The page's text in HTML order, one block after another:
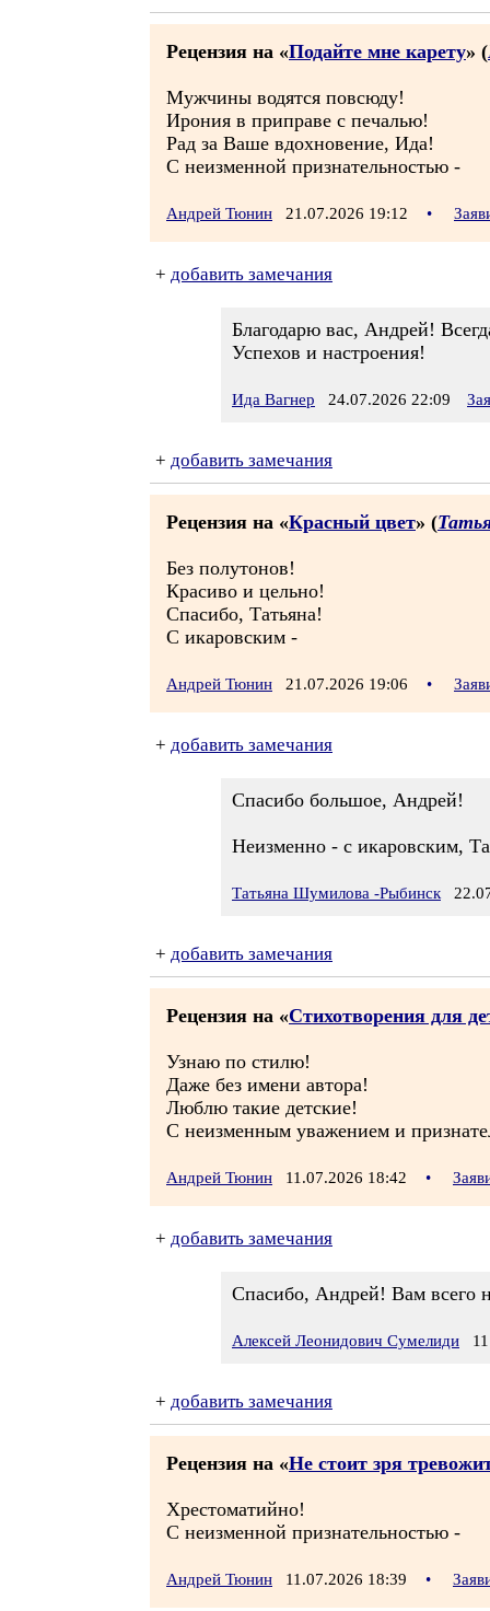
Рецензия на «Подайте мне карету» (
Мужчины водятся повсюду!
Ирония в приправе с печалью!
Рад за Ваше вдохновение, Ида!
С неизменной признательностью -
Андрей Тюнин 21.07.2026 19:12 •
+ добавить замечания
Благодарю вас, Андрей!
Успехов и настроения!
Ида Вагнер 24.07.2026 22:09
+ добавить замечания
Рецензия на «Красный цвет» (
Без полутонов!
Красиво и цельно!
Спасибо, Татьяна!
С икаровским -
Андрей Тюнин 21.07.2026 19:06 •
+ добавить замечания
Спасибо большое, Андрей!
Неизменно - с икаровским,
Татьяна Шумилова -Рыбинск
+ добавить замечания
Рецензия на «Стихотворения для
Узнаю по стилю!
Даже без имени автора!
Люблю такие детские!
С неизменным уважением и
Андрей Тюнин 11.07.2026 18:42 •
+ добавить замечания
Спасибо, Андрей! Вам всего
Алексей Леонидович Сумелиди
+ добавить замечания
Рецензия на «Не стоит зря
Хрестоматийно!
С неизменной признательностью -
Андрей Тюнин 11.07.2026 18:39 •